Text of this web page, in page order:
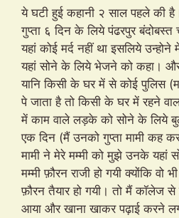
ये घटी हुई कहानी २ साल पहले की
गुप्ता ६ दिन के लिये पंढरपुर
यहां कोई मर्द नहीं था इसलिये
यहां सोने के लिये भेजने को कहा। और
यानि किसी के घर में से कोई पुलिस
पे जाता है तो किसी के घर में रहने
में काम वाले लड़के को सोने के लिये
एक दिन (मैं उनको गुप्ता मामी कह
मामी ने मेरे मम्मी को मुझे उनके यहां
मम्मी फ़ौरन राजी हो गयी क्योंकि वो
फ़ौरन तैयार हो गयी। तो मैं कॉलेज
आया और खाना खाकर पढ़ाई करने